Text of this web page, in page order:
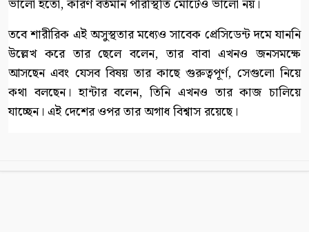
ভালো হতো, কারণ বর্তমান পরিস্থিতি মোটেও ভালো নয়।
তবে শারীরিক এই অসুস্থতার মধ্যেও সাবেক প্রেসিডেন্ট দমে যাননি
উল্লেখ করে তার ছেলে বলেন, তার বাবা এখনও জনসমক্ষে
আসছেন এবং যেসব বিষয় তার কাছে গুরুত্বপূর্ণ, সেগুলো নিয়ে
কথা বলছেন। হান্টার বলেন, তিনি এখনও তার কাজ চালিয়ে
যাচ্ছেন। এই দেশের ওপর তার অগাধ বিশ্বাস রয়েছে।